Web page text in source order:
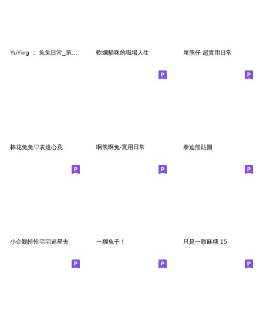
軟爛貓咪的職場人生 尾熊仔 超實用日常
棉花兔兔♡表達心意 啊熊啊兔-實用日常 泰迪熊貼圖
小企鵝恰恰宅宅追星去 一糰兔子！ 只是一顆麻糬 15